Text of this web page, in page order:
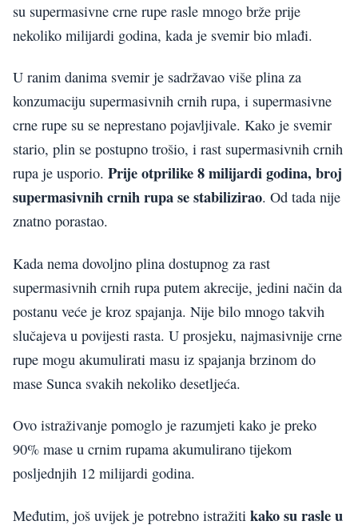
su supermasivne crne rupe rasle mnogo brže prije
nekoliko milijardi godina, kada je svemir bio mlađi.
U ranim danima svemir je sadržavao više plina za
konzumaciju supermasivnih crnih rupa, i supermasivne
crne rupe su se neprestano pojavljivale. Kako je svemir
stario, plin se postupno trošio, i rast supermasivnih crnih
rupa je usporio. Prije otprilike 8 milijardi godina, broj
supermasivnih crnih rupa se stabilizirao. Od tada nije
znatno porastao.
Kada nema dovoljno plina dostupnog za rast
supermasivnih crnih rupa putem akrecije, jedini način da
postanu veće je kroz spajanja. Nije bilo mnogo takvih
slučajeva u povijesti rasta. U prosjeku, najmasivnije crne
rupe mogu akumulirati masu iz spajanja brzinom do
mase Sunca svakih nekoliko desetljeća.
Ovo istraživanje pomoglo je razumjeti kako je preko
90% mase u crnim rupama akumulirano tijekom
posljednjih 12 milijardi godina.
Međutim, još uvijek je potrebno istražiti kako su rasle u